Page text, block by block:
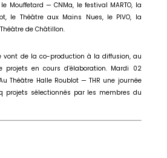
Mouffetard — CNMa, le festival MARTO, la
le Théâtre aux Mains Nues, le PIVO, la
de Châtillon.
vont de la co-production à la diffusion, au
en cours d’élaboration. Mardi 02
Théâtre Halle Roublot — THR une journée
projets sélectionnés par les membres du